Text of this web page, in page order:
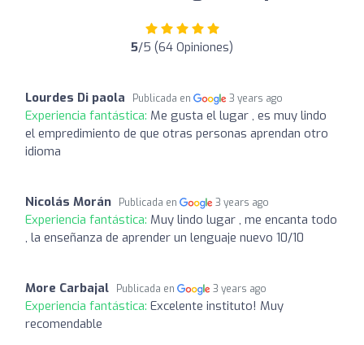
5/5 (64 Opiniones)
Lourdes Di paola Publicada en 3 years ago
Experiencia fantástica: Me gusta el lugar , es muy lindo
el empredimiento de que otras personas aprendan otro
idioma
Nicolás Morán Publicada en 3 years ago
Experiencia fantástica: Muy lindo lugar , me encanta todo
, la enseñanza de aprender un lenguaje nuevo 10/10
More Carbajal Publicada en 3 years ago
Experiencia fantástica: Excelente instituto! Muy
recomendable